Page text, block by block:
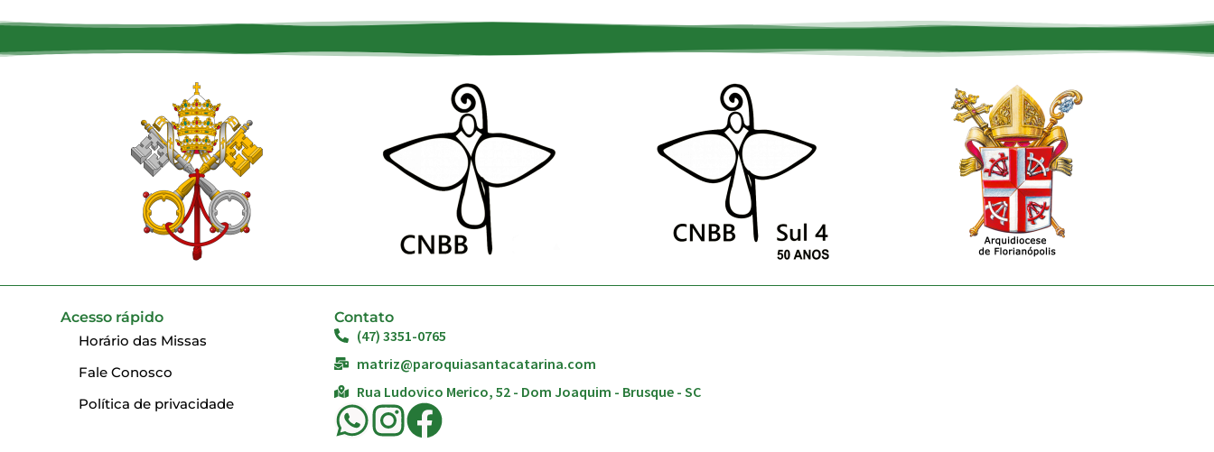
Acesso rápido
Horário das Missas
Fale Conosco
Política de privacidade
Contato
(47) 3351-0765
matriz@paroquiasantacatarina.com
Rua Ludovico Merico, 52 - Dom Joaquim - Brusque - SC